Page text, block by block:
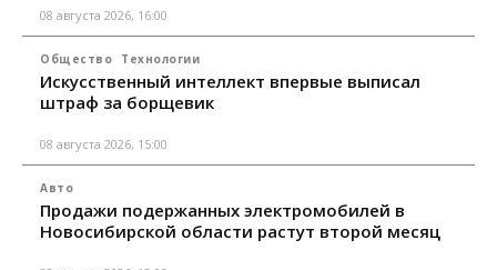
08 августа 2026, 16:00
Общество Технологии
Искусственный интеллект впервые выписал
штраф за борщевик
08 августа 2026, 15:00
Авто
Продажи подержанных электромобилей в
Новосибирской области растут второй месяц